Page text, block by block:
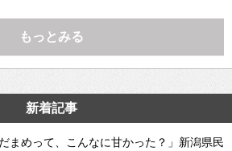
もっとみる
新着記事
だまめって、こんなに甘かった？」新潟県民